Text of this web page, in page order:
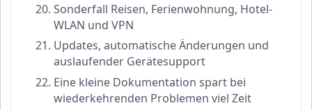
Sonderfall Reisen, Ferienwohnung, Hotel-
WLAN und VPN
Updates, automatische Änderungen und
auslaufender Gerätesupport
Eine kleine Dokumentation spart bei
wiederkehrenden Problemen viel Zeit